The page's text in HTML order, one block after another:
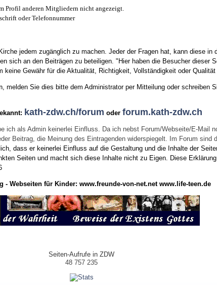
Profil anderen Mitgliedern nicht angezeigt.
oder Telefonnummer
jedem zugänglich zu machen. Jeder der Fragen hat, kann diese
sich an den Beiträgen zu beteiligen. "Hier haben die Besucher dieser
Gewähr für die Aktualität, Richtigkeit, Vollständigkeit oder
melden Sie dies bitte dem Administrator per Mitteilung oder schreiben
kath-zdw.ch/forum oderforum.kath-zdw.ch
ich als Admin keinerlei Einfluss. Da ich nebst Forum/Webseite/E-Mail
Beitrag, die Meinung des Eintragenden widerspiegelt. Im Forum sind
dass er keinerlei Einfluss auf die Gestaltung und die Inhalte der
Seiten und macht sich diese Inhalte nicht zu Eigen. Diese
- Webseiten für Kinder: www.freunde-von-net.net www.life-teen.de
Seiten-Aufrufe in ZDW
48 757 235